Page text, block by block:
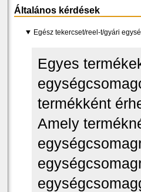
Általános kérdések
Egész tekercset/reel-t/gyári
Egyes
termékként
Amely